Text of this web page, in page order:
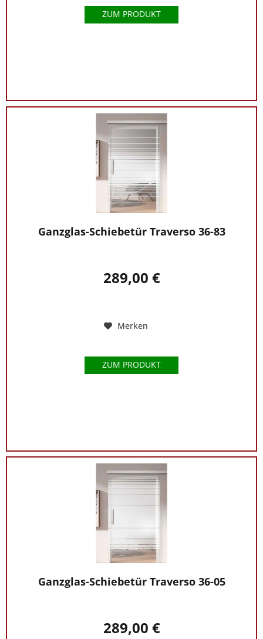
ZUM PRODUKT
Ganzglas-Schiebetür Traverso 36-83
289,00 €
Merken
ZUM PRODUKT
Ganzglas-Schiebetür Traverso 36-05
289,00 €